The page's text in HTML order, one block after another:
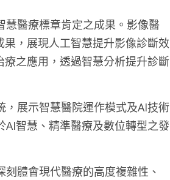
醫療標章肯定之成果。影像醫
，展現人工智慧提升影像診斷效
之應用，透過智慧分析提升診斷
展示智慧醫院運作模式及AI技術
智慧、精準醫療及數位轉型之發
體會現代醫療的高度複雜性、